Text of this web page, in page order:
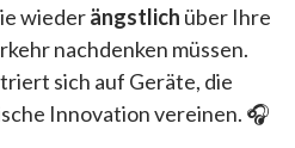
wiederängstlich über Ihre
nachdenken müssen.
sich auf Geräte, die
Innovation vereinen. 🎧